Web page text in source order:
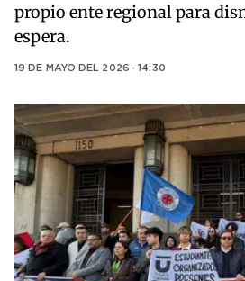
propio ente regional para
espera.
19 DE MAYO DEL 2026 · 14:30